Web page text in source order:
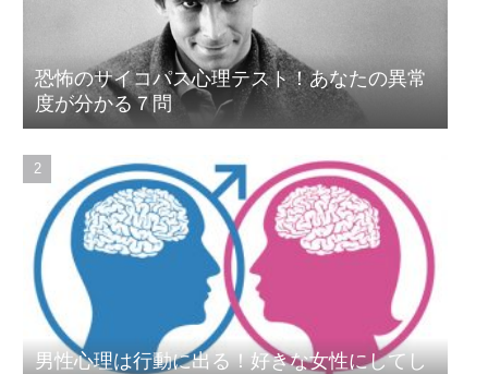
恐怖のサイコパス心理テスト！あなたの異常
度が分かる７問
男性心理は行動に出る！好きな女性にしてし